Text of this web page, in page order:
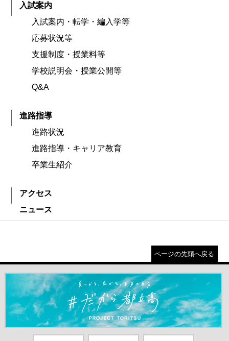
入試案内
入試案内・転学・編入学等
応募状況等
支援制度・授業料等
学校説明会・授業公開等
Q&A
進路指導
進路状況
進路指導・キャリア教育
卒業生紹介
アクセス
ニュース
ページの先頭へ戻る
＃だから都立高（別ウインドウが開きます）